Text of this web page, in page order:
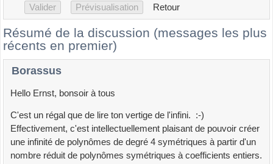
Retour
Résumé de la discussion (messages les plus
récents en premier)
Borassus
Hello Ernst, bonsoir à tous
C'est un régal que de lire ton vertige de l'infini. :-)
Effectivement, c'est intellectuellement plaisant de pouvoir créer
une infinité de polynômes de degré 4 symétriques à partir d'un
nombre réduit de polynômes symétriques à coefficients entiers.